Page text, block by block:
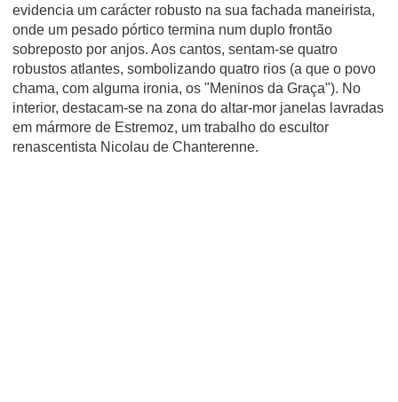
evidencia um carácter robusto na sua fachada maneirista,
onde um pesado pórtico termina num duplo frontão
sobreposto por anjos. Aos cantos, sentam-se quatro
robustos atlantes, sombolizando quatro rios (a que o povo
chama, com alguma ironia, os "Meninos da Graça"). No
interior, destacam-se na zona do altar-mor janelas lavradas
em mármore de Estremoz, um trabalho do escultor
renascentista Nicolau de Chanterenne.